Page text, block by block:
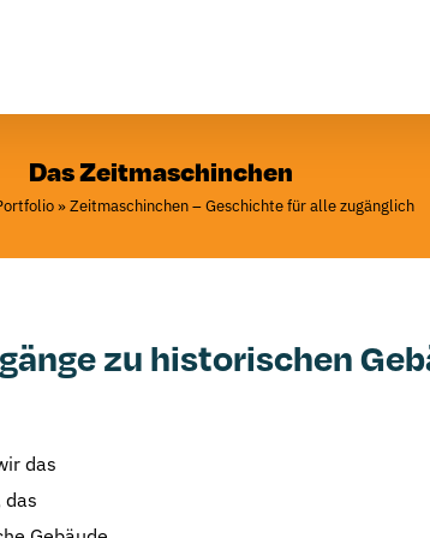
Das Zeitmaschinchen
»Zeitmaschinchen – Geschichte für alle zugänglich
zu historischen
das